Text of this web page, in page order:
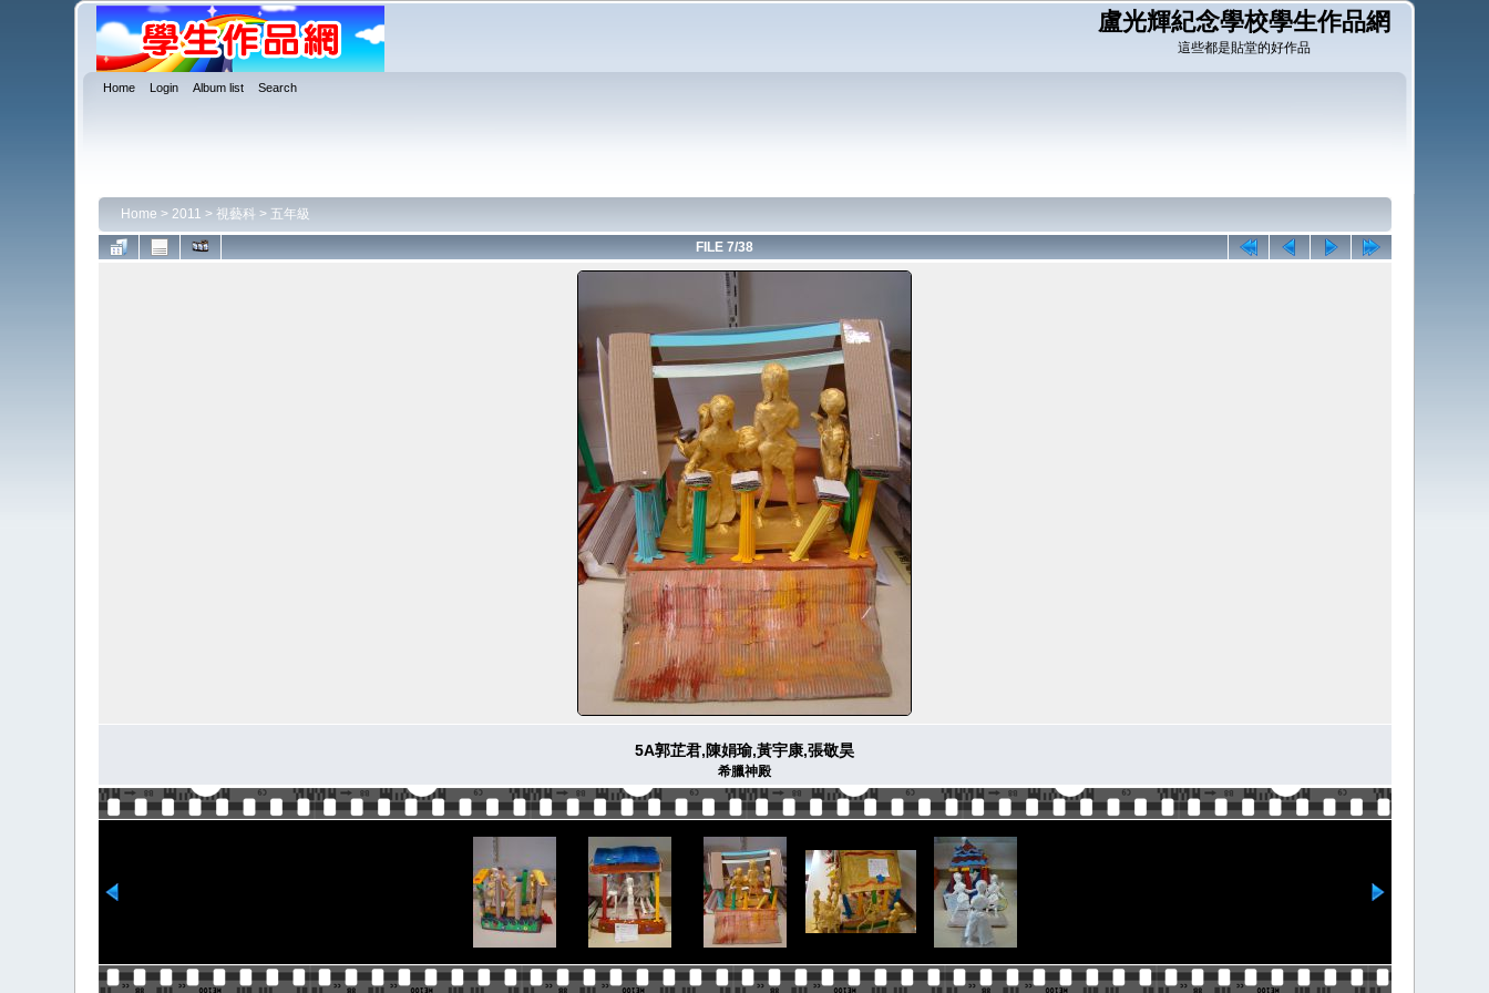
盧光輝紀念學校學生作品網
這些都是貼堂的好作品
Home Login Album list Search
Home > 2011 > 視藝科> 五年級
FILE 7/38
5A郭芷君,陳娟瑜,黃宇康,張敬昊
希臘神殿